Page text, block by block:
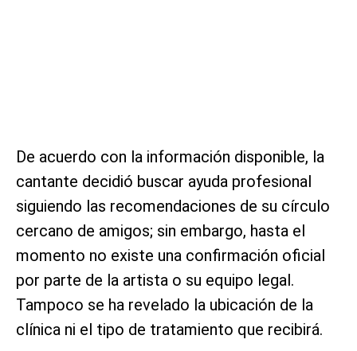
De acuerdo con la información disponible, la
cantante decidió buscar ayuda profesional
siguiendo las recomendaciones de su círculo
cercano de amigos; sin embargo, hasta el
momento no existe una confirmación oficial
por parte de la artista o su equipo legal.
Tampoco se ha revelado la ubicación de la
clínica ni el tipo de tratamiento que recibirá.